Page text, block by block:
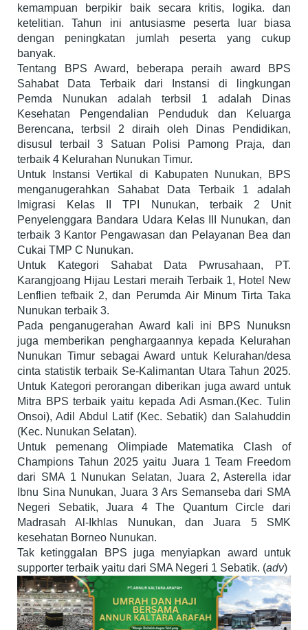
kemampuan berpikir baik secara kritis, logika. dan
ketelitian. Tahun ini antusiasme peserta luar biasa
dengan peningkatan jumlah peserta yang cukup
banyak.
Tentang BPS Award, beberapa peraih award BPS
Sahabat Data Terbaik dari Instansi di lingkungan
Pemda Nunukan adalah terbsil 1 adalah Dinas
Kesehatan Pengendalian Penduduk dan Keluarga
Berencana, terbsil 2 diraih oleh Dinas Pendidikan,
disusul terbail 3 Satuan Polisi Pamong Praja, dan
terbaik 4 Kelurahan Nunukan Timur.
Untuk Instansi Vertikal di Kabupaten Nunukan, BPS
menganugerahkan Sahabat Data Terbaik 1 adalah
Imigrasi Kelas II TPI Nunukan, terbaik 2 Unit
Penyelenggara Bandara Udara Kelas III Nunukan, dan
terbaik 3 Kantor Pengawasan dan Pelayanan Bea dan
Cukai TMP C Nunukan.
Untuk Kategori Sahabat Data Pwrusahaan, PT.
Karangjoang Hijau Lestari meraih Terbaik 1, Hotel New
Lenflien tefbaik 2, dan Perumda Air Minum Tirta Taka
Nunukan terbaik 3.
Pada penganugerahan Award kali ini BPS Nunuksn
juga memberikan penghargaannya kepada Kelurahan
Nunukan Timur sebagai Award untuk Kelurahan/desa
cinta statistik terbaik Se-Kalimantan Utara Tahun 2025.
Untuk Kategori perorangan diberikan juga award untuk
Mitra BPS terbaik yaitu kepada Adi Asman.(Kec. Tulin
Onsoi), Adil Abdul Latif (Kec. Sebatik) dan Salahuddin
(Kec. Nunukan Selatan).
Untuk pemenang Olimpiade Matematika Clash of
Champions Tahun 2025 yaitu Juara 1 Team Freedom
dari SMA 1 Nunukan Selatan, Juara 2, Asterella idar
Ibnu Sina Nunukan, Juara 3 Ars Semanseba dari SMA
Negeri Sebatik, Juara 4 The Quantum Circle dari
Madrasah Al-Ikhlas Nunukan, dan Juara 5 SMK
kesehatan Borneo Nunukan.
Tak ketinggalan BPS juga menyiapkan award untuk
supporter terbaik yaitu dari SMA Negeri 1 Sebatik. (adv)